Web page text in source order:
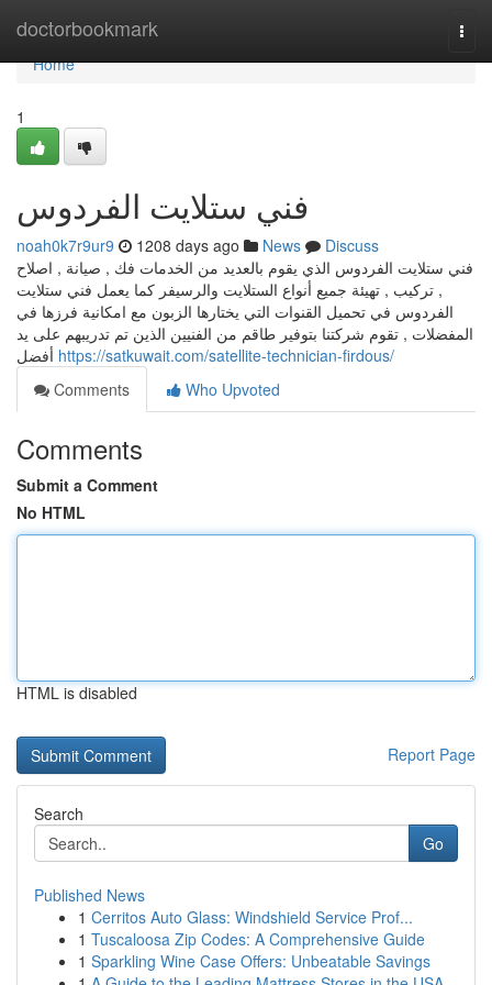
doctorbookmark
Home
Home
1
فني ستلايت الفردوس
noah0k7r9ur9 1208 days ago News
Discuss
فني ستلايت الفردوس الذي يقوم بالعديد من الخدمات فك , صيانة , اصلاح
, تركيب , تهيئة جميع أنواع الستلايت والرسيفر كما يعمل فني ستلايت
الفردوس في تحميل القنوات التي يختارها الزبون مع امكانية فرزها في
المفضلات , تقوم شركتنا بتوفير طاقم من الفنيين الذين تم تدريبهم على يد
https://satkuwait.com/satellite-technician-firdous/
Comments
Who Upvoted
Comments
Submit a Comment
No HTML
HTML is disabled
Report Page
Search
Go
Published News
1 Cerritos Auto Glass: Windshield Service Prof...
1 Tuscaloosa Zip Codes: A Comprehensive Guide
1 Sparkling Wine Case Offers: Unbeatable Savings